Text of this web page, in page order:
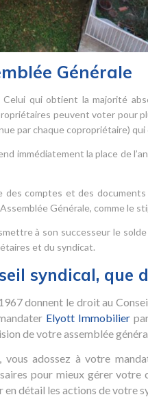
Générale
qui obtient la majorité
peuvent voter pour
par chaque copropriétaire) qui
immédiatement la place de
des comptes et des
Générale, comme le
à son successeur le
et du syndicat.
syndical, que
donnent le droit au
Elyott Immobilier
de votre assemblée
, vous adossez à votre
pour mieux gérer votre
détail les actions de votre